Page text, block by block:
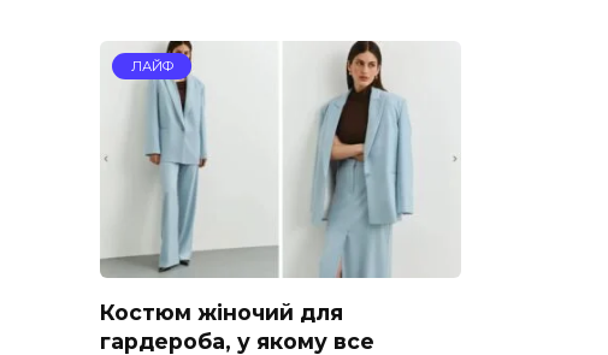
ЛАЙФ
Костюм жіночий для
гардероба, у якому все